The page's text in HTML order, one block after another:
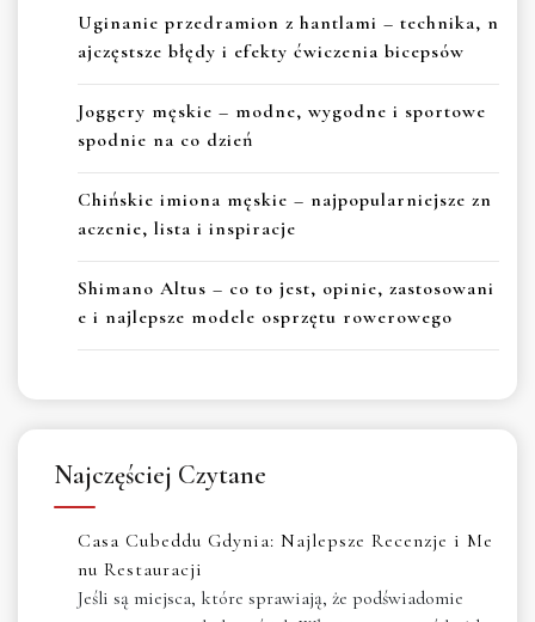
Uginanie przedramion z hantlami – technika, n
ajczęstsze błędy i efekty ćwiczenia bicepsów
Joggery męskie – modne, wygodne i sportowe
spodnie na co dzień
Chińskie imiona męskie – najpopularniejsze zn
aczenie, lista i inspiracje
Shimano Altus – co to jest, opinie, zastosowani
e i najlepsze modele osprzętu rowerowego
Najczęściej Czytane
Casa Cubeddu Gdynia: Najlepsze Recenzje i Me
nu Restauracji
Jeśli są miejsca, które sprawiają, że podświadomie